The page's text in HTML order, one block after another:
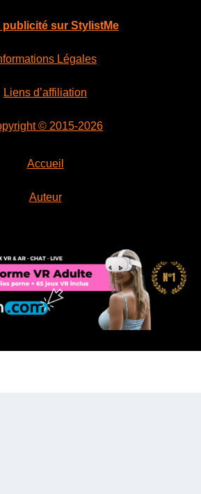
publicité sur StylistMe
Légales
Liens d’affiliation
© 2015-2026
Accueil
Auteur